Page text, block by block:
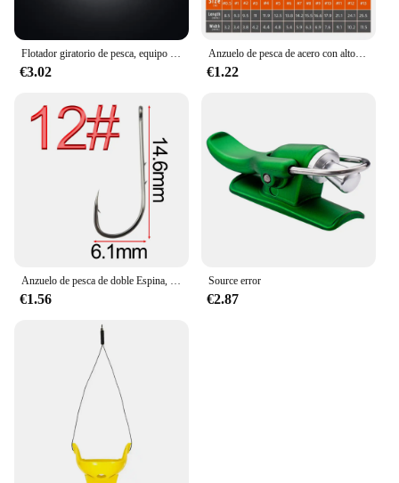
Flotador giratorio de pesca, equipo de hundimiento automático de alta sensibilidad, adecuado para peces pequeños al aire libre, novedad
€3.02
Anzuelo de pesca de acero con alto contenido de carbono, anzuelo de pesca con púas afiladas, con tapa automática, accesorios de pesca de carpa, 12 unids/lote por paquete
€1.22
Anzuelo de pesca de doble Espina, anzuelo doblado, mango largo, tubo, anzuelo de pesca de mar, con anillo púa, anzuelo de boca torcida, 50 piezas
€1.56
Source error
€2.87